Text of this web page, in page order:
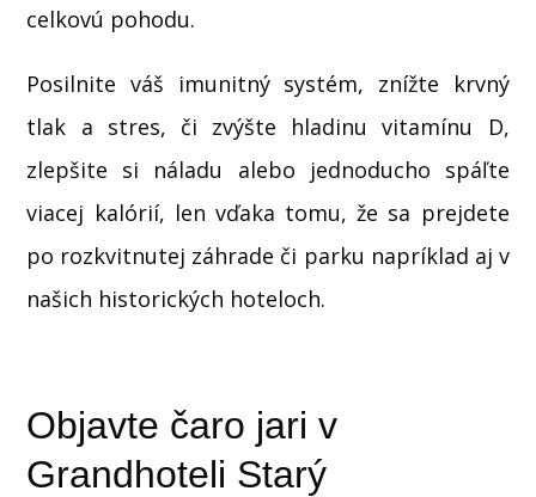
celkovú pohodu.
Posilnite váš imunitný systém, znížte krvný
tlak a stres, či zvýšte hladinu vitamínu D,
zlepšite si náladu alebo jednoducho spáľte
viacej kalórií, len vďaka tomu, že sa prejdete
po rozkvitnutej záhrade či parku napríklad aj v
našich historických hoteloch.
Objavte čaro jari v
Grandhoteli Starý